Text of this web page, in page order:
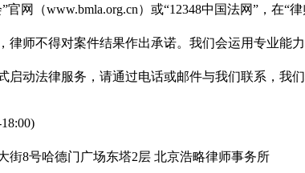
网（www.bmla.org.cn）或“12348中国法网”，在“
律师不得对案件结果作出承诺。我们会运用专业
启动法律服务，请通过电话或邮件与我们联系，我们
街8号哈德门广场东塔2层 北京浩略律师事务所